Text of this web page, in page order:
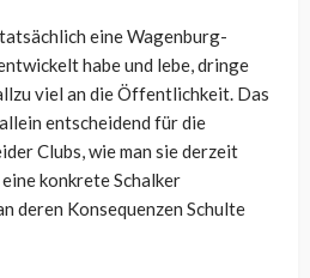
eine Wagenburg-
habe und lebe, dringe
viel an die Öffentlichkeit. Das
entscheidend für die
Clubs, wie man sie derzeit
konkrete Schalker
deren Konsequenzen Schulte